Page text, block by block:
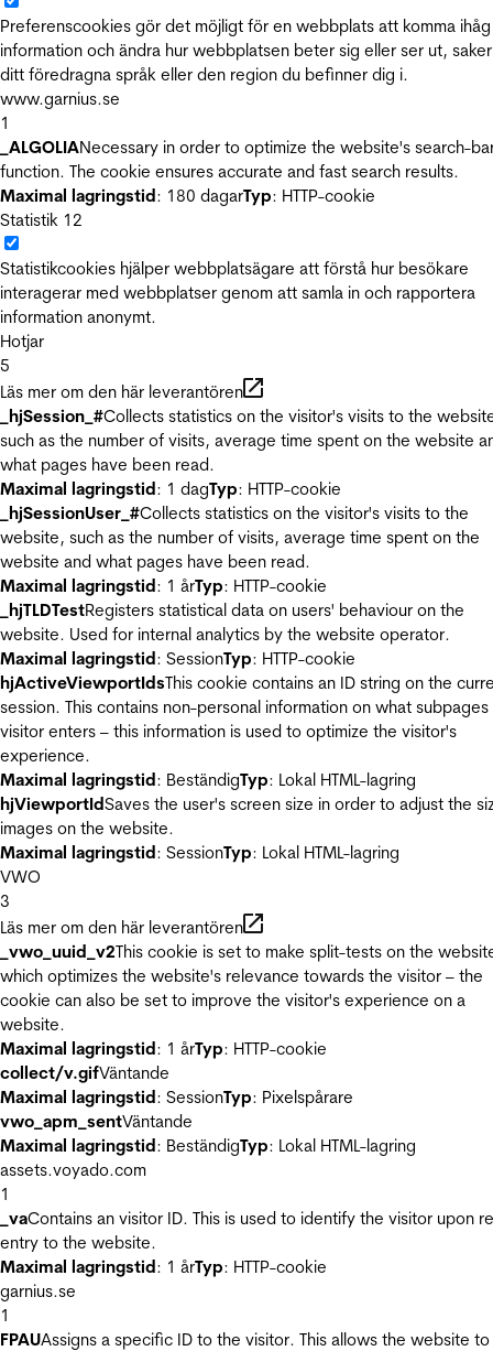
Preferenscookies gör det möjligt för en webbplats att komma ihåg
information och ändra hur webbplatsen beter sig eller ser ut,
ditt föredragna språk eller den region du befinner dig i.
www.garnius.se
1
_ALGOLIANecessary in order to optimize the website's search-
function. The cookie ensures accurate and fast search results.
Maximal lagringstid: 180 dagarTyp: HTTP-cookie
Statistik 12
Statistikcookies hjälper webbplatsägare att förstå hur besökare
interagerar med webbplatser genom att samla in och rapportera
information anonymt.
Hotjar
5
Läs mer om den här leverantören
_hjSession_#Collects statistics on the visitor's visits to the
such as the number of visits, average time spent on the website
what pages have been read.
Maximal lagringstid: 1 dagTyp: HTTP-cookie
_hjSessionUser_#Collects statistics on the visitor's visits to the
website, such as the number of visits, average time spent on the
website and what pages have been read.
Maximal lagringstid: 1 årTyp: HTTP-cookie
_hjTLDTestRegisters statistical data on users' behaviour on the
website. Used for internal analytics by the website operator.
Maximal lagringstid: SessionTyp: HTTP-cookie
hjActiveViewportIdsThis cookie contains an ID string on the
session. This contains non-personal information on what
visitor enters – this information is used to optimize the visitor's
experience.
Maximal lagringstid: BeständigTyp: Lokal HTML-lagring
hjViewportIdSaves the user's screen size in order to adjust the
images on the website.
Maximal lagringstid: SessionTyp: Lokal HTML-lagring
VWO
3
Läs mer om den här leverantören
_vwo_uuid_v2This cookie is set to make split-tests on the
which optimizes the website's relevance towards the visitor – the
cookie can also be set to improve the visitor's experience on a
website.
Maximal lagringstid: 1 årTyp: HTTP-cookie
collect/v.gifVäntande
Maximal lagringstid: SessionTyp: Pixelspårare
vwo_apm_sentVäntande
Maximal lagringstid: BeständigTyp: Lokal HTML-lagring
assets.voyado.com
1
_vaContains an visitor ID. This is used to identify the visitor upon
entry to the website.
Maximal lagringstid: 1 årTyp: HTTP-cookie
garnius.se
1
FPAUAssigns a specific ID to the visitor. This allows the website to